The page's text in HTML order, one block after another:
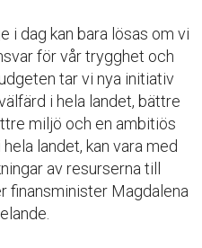
i dag kan bara lösas om vi
för vår trygghet och
tar vi nya initiativ
i hela landet, bättre
miljö och en ambitiös
landet, kan vara med
av resurserna till
finansminister Magdalena